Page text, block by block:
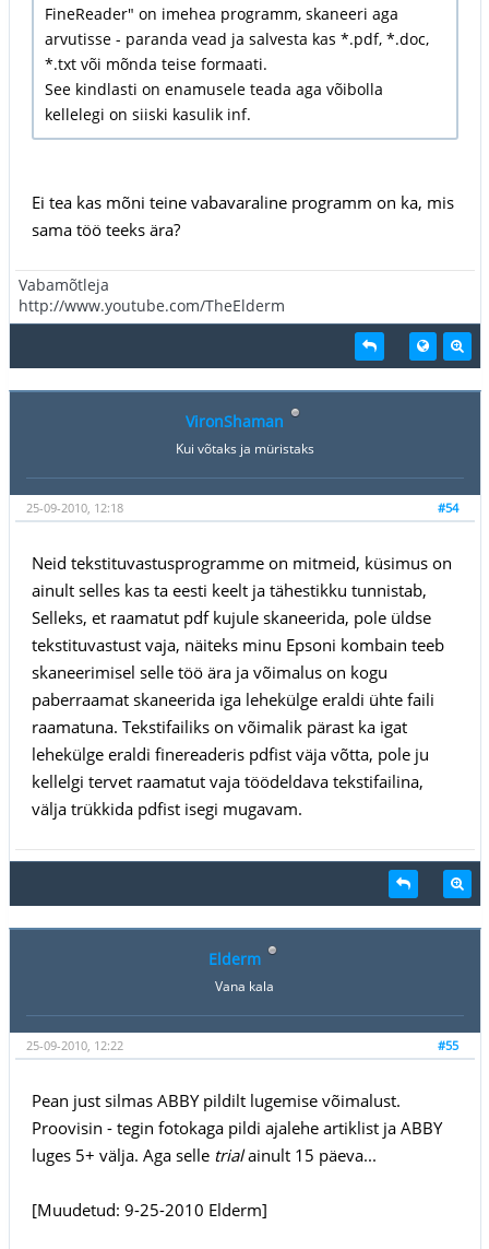
FineReader" on imehea programm, skaneeri aga
arvutisse - paranda vead ja salvesta kas *.pdf, *.doc,
*.txt või mõnda teise formaati.
See kindlasti on enamusele teada aga võibolla
kellelegi on siiski kasulik inf.
Ei tea kas mõni teine vabavaraline programm on ka, mis
sama töö teeks ära?
Vabamõtleja
http://www.youtube.com/TheElderm
VironShaman
Kui võtaks ja müristaks
#54
25-09-2010, 12:18
Neid tekstituvastusprogramme on mitmeid, küsimus on
ainult selles kas ta eesti keelt ja tähestikku tunnistab,
Selleks, et raamatut pdf kujule skaneerida, pole üldse
tekstituvastust vaja, näiteks minu Epsoni kombain teeb
skaneerimisel selle töö ära ja võimalus on kogu
paberraamat skaneerida iga lehekülge eraldi ühte faili
raamatuna. Tekstifailiks on võimalik pärast ka igat
lehekülge eraldi finereaderis pdfist väja võtta, pole ju
kellelgi tervet raamatut vaja töödeldava tekstifailina,
välja trükkida pdfist isegi mugavam.
Elderm
Vana kala
#55
25-09-2010, 12:22
Pean just silmas ABBY pildilt lugemise võimalust.
Proovisin - tegin fotokaga pildi ajalehe artiklist ja ABBY
luges 5+ välja. Aga selle trialainult 15 päeva...
[Muudetud: 9-25-2010 Elderm]